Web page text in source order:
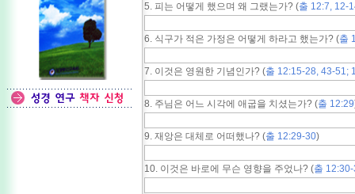
5. 피는 어떻게 했으며 왜 그랬는가? (출 12:7, 12-
6. 식구가 적은 가정은 어떻게 하라고 했는가? (출
7. 이것은 영원한 기념인가? (출 12:15-28, 43-51;
8. 주님은 어느 시각에 애굽을 치셨는가? (출 12:29
9. 재앙은 대체로 어떠했나? (출 12:29-30)
10. 이것은 바로에 무슨 영향을 주었나? (출